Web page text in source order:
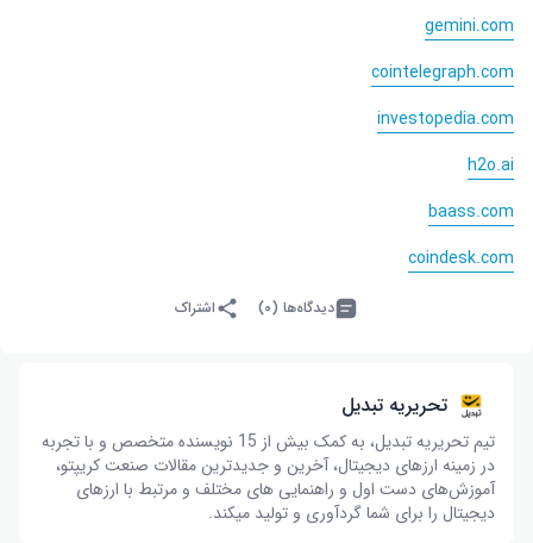
gemini.com
cointelegraph.com
investopedia.com
h2o.ai
baass.com
coindesk.com
دیدگاه‌ها (۰) اشتراک
تحریریه تبدیل
تیم تحریریه تبدیل، به کمک بیش از 15 نویسنده متخصص و با تجربه
در زمینه ارزهای دیجیتال، آخرین و جدیدترین مقالات صنعت کریپتو،
آموزش‌های دست اول و راهنمایی های مختلف و مرتبط با ارزهای
دیجیتال را برای شما گردآوری و تولید میکند.